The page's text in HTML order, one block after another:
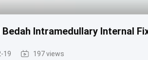
Intramedullary Internal
19 197 views